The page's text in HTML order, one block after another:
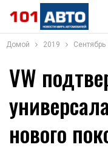
Домой 2019 Сентябрь
VW
нового